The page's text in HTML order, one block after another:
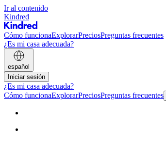
Ir al contenido
Kindred
Cómo funcionaExplorarPreciosPreguntas frecuentes
¿Es mi casa adecuada?
español
Iniciar sesión
¿Es mi casa adecuada?
Cómo funcionaExplorarPreciosPreguntas frecuentes